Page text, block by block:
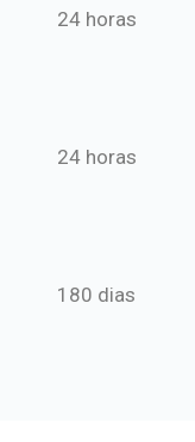
24 horas
24 horas
180 dias